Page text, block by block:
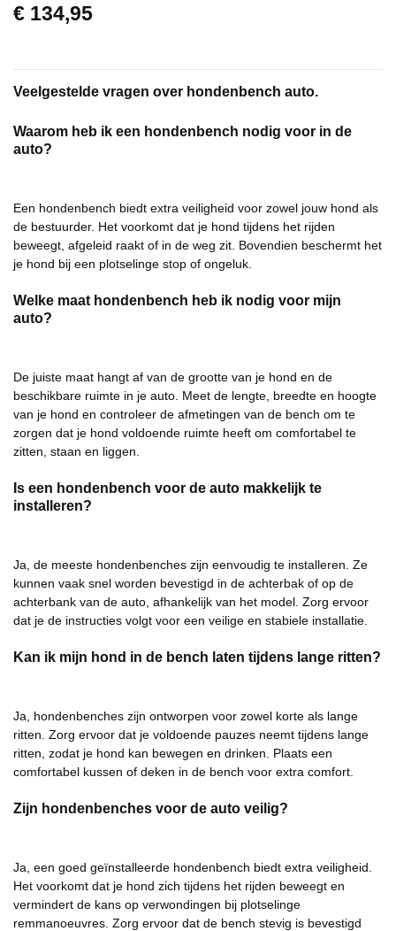
€134,95
Veelgestelde vragen over hondenbench auto.
Waarom heb ik een hondenbench nodig voor in de
auto?
Een hondenbench biedt extra veiligheid voor zowel jouw hond als
de bestuurder. Het voorkomt dat je hond tijdens het rijden
beweegt, afgeleid raakt of in de weg zit. Bovendien beschermt het
je hond bij een plotselinge stop of ongeluk.
Welke maat hondenbench heb ik nodig voor mijn
auto?
De juiste maat hangt af van de grootte van je hond en de
beschikbare ruimte in je auto. Meet de lengte, breedte en hoogte
van je hond en controleer de afmetingen van de bench om te
zorgen dat je hond voldoende ruimte heeft om comfortabel te
zitten, staan en liggen.
Is een hondenbench voor de auto makkelijk te
installeren?
Ja, de meeste hondenbenches zijn eenvoudig te installeren. Ze
kunnen vaak snel worden bevestigd in de achterbak of op de
achterbank van de auto, afhankelijk van het model. Zorg ervoor
dat je de instructies volgt voor een veilige en stabiele installatie.
Kan ik mijn hond in de bench laten tijdens lange ritten?
Ja, hondenbenches zijn ontworpen voor zowel korte als lange
ritten. Zorg ervoor dat je voldoende pauzes neemt tijdens lange
ritten, zodat je hond kan bewegen en drinken. Plaats een
comfortabel kussen of deken in de bench voor extra comfort.
Zijn hondenbenches voor de auto veilig?
Ja, een goed geïnstalleerde hondenbench biedt extra veiligheid.
Het voorkomt dat je hond zich tijdens het rijden beweegt en
vermindert de kans op verwondingen bij plotselinge
remmanoeuvres. Zorg ervoor dat de bench stevig is bevestigd